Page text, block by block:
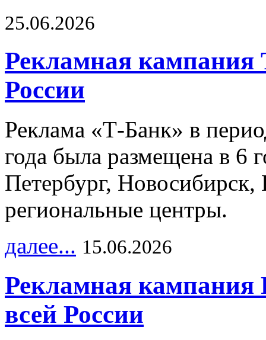
25.06.2026
Рекламная кампания
России
Реклама «Т-Банк» в
года была размещена в 6
Петербург,
региональные центры.
далее... 15.06.2026
Рекламная
всей России